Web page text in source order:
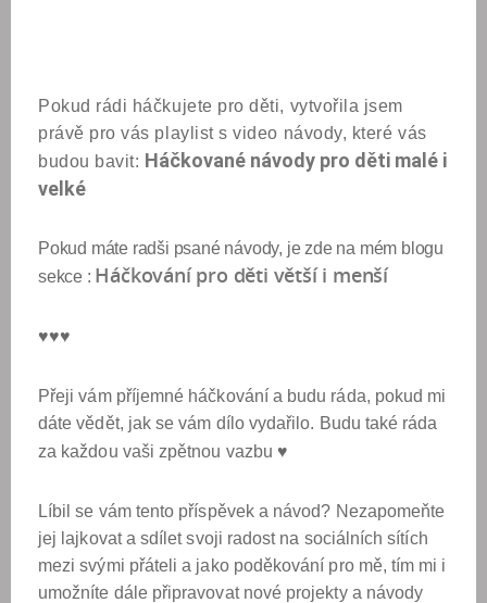
Pokud rádi háčkujete pro děti, vytvořila jsem
právě pro vás playlist s video návody, které vás
budou bavit: Háčkované návody pro děti malé i
velké
Pokud máte radši psané návody, je zde na mém blogu
sekce : Háčkování pro děti větší i menší
♥♥♥
Přeji vám příjemné háčkování a budu ráda, pokud mi
dáte vědět, jak se vám dílo vydařilo. Budu také ráda
za každou vaši zpětnou vazbu ♥
Líbil se vám tento příspěvek a návod? Nezapomeňte
jej lajkovat a sdílet svoji radost na sociálních sítích
mezi svými přáteli a jako poděkování pro mě, tím mi i
umožníte dále připravovat nové projekty a návody